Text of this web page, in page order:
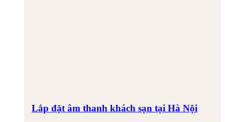
Lắp đặt âm thanh khách sạn tại Hà Nội